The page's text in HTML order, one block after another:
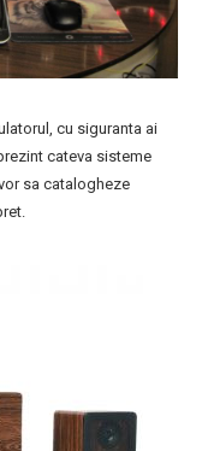
cu siguranta ai
cateva sisteme
sa catalogheze